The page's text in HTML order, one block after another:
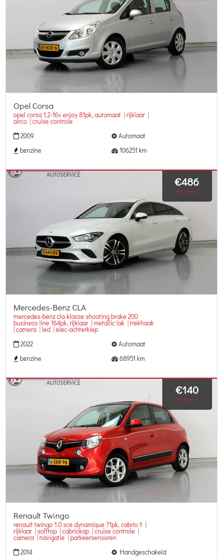
Opel Corsa
opel corsa 1.2-16v enjoy 81pk, automaat | rijklaar |
airco | cruise controle
2009
Automaat
benzine
106251 km
€486
per maand
Mercedes-Benz CLA
mercedes-benz cla-klasse shooting brake 200
business line 164pk, rijklaar | metallic lak | trekhaak
| camera | led | elec-achterklep
2022
Automaat
benzine
68951 km
€140
per maand
Renault Twingo
renault twingo 1.0 sce dynamique 71pk, cabrio !! |
rijklaar | softtop | cabriokap | cruise controle |
camera | navigatie | parkeersensoren
2014
Handgeschakeld